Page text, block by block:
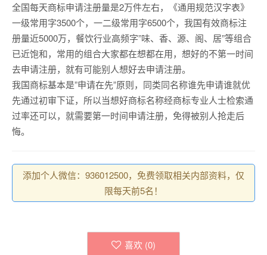
全国每天商标申请注册量是2万件左右，《通用规范汉字表》
一级常用字3500个，一二级常用字6500个，我国有效商标注
册量近5000万，餐饮行业高频字”味、香、源、阁、居”等组合
已近饱和，常用的组合大家都在想都在用，想好的不第一时间
去申请注册，就有可能别人想好去申请注册。
我国商标基本是”申请在先”原则，同类同名称谁先申请谁就优
先通过初审下证，所以当想好商标名称经商标专业人士检索通
过率还可以，就需要第一时间申请注册，免得被别人抢走后
悔。
添加个人微信：936012500，免费领取相关内部资料，仅
限每天前5名！
喜欢 (0)